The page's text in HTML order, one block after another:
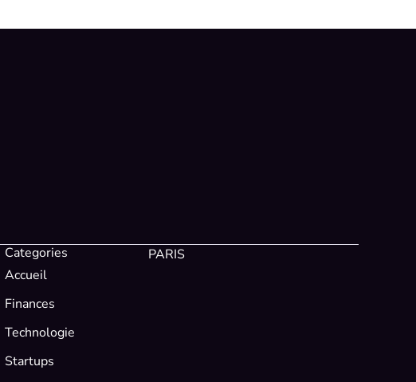
Categories
Accueil
Finances
Technologie
Startups
PARIS